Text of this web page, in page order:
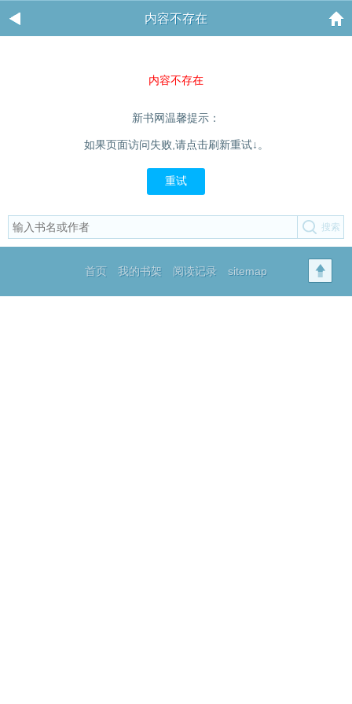
内容不存在
内容不存在
新书网温馨提示：
如果页面访问失败,请点击刷新重试↓。
重试
首页 我的书架 阅读记录 sitemap